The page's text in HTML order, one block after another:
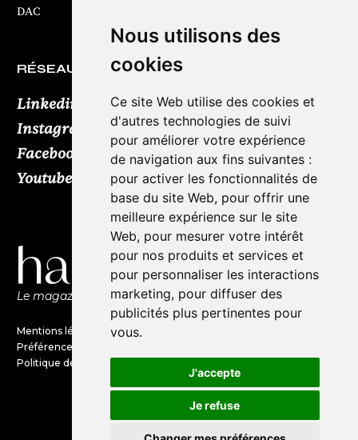
Nous utilisons des
cookies
Ce site Web utilise des cookies et
d'autres technologies de suivi
pour améliorer votre expérience
de navigation aux fins suivantes :
pour activer les fonctionnalités de
base du site Web, pour offrir une
meilleure expérience sur le site
Web, pour mesurer votre intérêt
pour nos produits et services et
pour personnaliser les interactions
marketing, pour diffuser des
publicités plus pertinentes pour
vous.
J'accepte
Je refuse
DAC
RÉSEAUX SOCIAUX
Linkedin
Instagram
Facebook
Youtube TikTok
Le magazine de l'audio d'exception par HL Média
Mentions légales
Préférences en matières de cookies
Politique de confidentialité
©Haute Fidélité est une marque